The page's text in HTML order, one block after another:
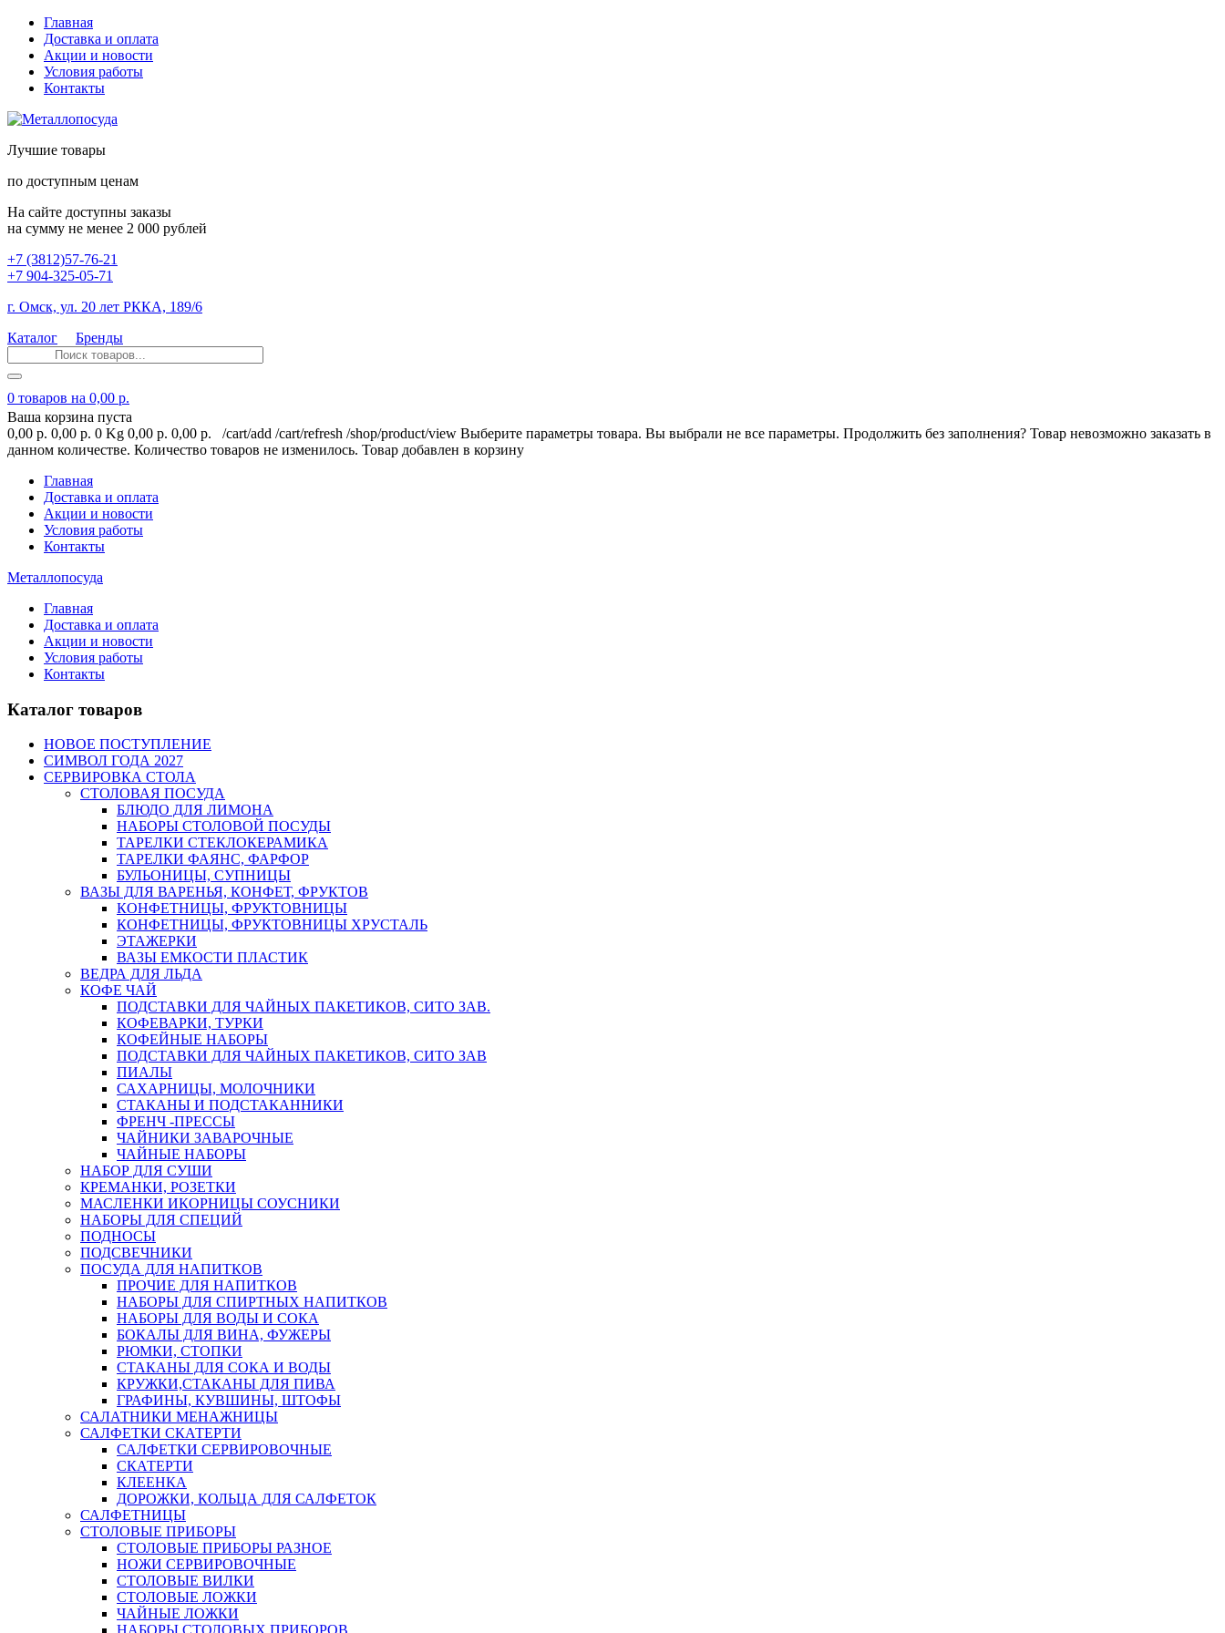
Главная
Доставка и оплата
Акции и новости
Условия работы
Контакты
Лучшие товары
по доступным ценам
На сайте доступны заказы
на сумму не менее 2 000 рублей
+7 (3812)57-76-21
+7 904-325-05-71
г. Омск, ул. 20 лет РККА, 189/6
Каталог
Бренды
0 товаров на 0,00 р.
Ваша корзина пуста
0,00 р. 0,00 р. 0 Kg 0,00 р. 0,00 р. /cart/add /cart/refresh /shop/product/view Выберите параметры товара. Вы выбрали не все параметры. Продолжить без заполнения? Товар невозможно заказать в
данном количестве. Количество товаров не изменилось. Товар добавлен в корзину
Главная
Доставка и оплата
Акции и новости
Условия работы
Контакты
Металлопосуда
Главная
Доставка и оплата
Акции и новости
Условия работы
Контакты
Каталог товаров
НОВОЕ ПОСТУПЛЕНИЕ
СИМВОЛ ГОДА 2027
СЕРВИРОВКА СТОЛА
СТОЛОВАЯ ПОСУДА
БЛЮДО ДЛЯ ЛИМОНА
НАБОРЫ СТОЛОВОЙ ПОСУДЫ
ТАРЕЛКИ СТЕКЛОКЕРАМИКА
ТАРЕЛКИ ФАЯНС, ФАРФОР
БУЛЬОНИЦЫ, СУПНИЦЫ
ВАЗЫ ДЛЯ ВАРЕНЬЯ, КОНФЕТ, ФРУКТОВ
КОНФЕТНИЦЫ, ФРУКТОВНИЦЫ
КОНФЕТНИЦЫ, ФРУКТОВНИЦЫ ХРУСТАЛЬ
ЭТАЖЕРКИ
ВАЗЫ ЕМКОСТИ ПЛАСТИК
ВЕДРА ДЛЯ ЛЬДА
КОФЕ ЧАЙ
ПОДСТАВКИ ДЛЯ ЧАЙНЫХ ПАКЕТИКОВ, СИТО ЗАВ.
КОФЕВАРКИ, ТУРКИ
КОФЕЙНЫЕ НАБОРЫ
ПОДСТАВКИ ДЛЯ ЧАЙНЫХ ПАКЕТИКОВ, СИТО ЗАВ
ПИАЛЫ
САХАРНИЦЫ, МОЛОЧНИКИ
СТАКАНЫ И ПОДСТАКАННИКИ
ФРЕНЧ -ПРЕССЫ
ЧАЙНИКИ ЗАВАРОЧНЫЕ
ЧАЙНЫЕ НАБОРЫ
НАБОР ДЛЯ СУШИ
КРЕМАНКИ, РОЗЕТКИ
МАСЛЕНКИ ИКОРНИЦЫ СОУСНИКИ
НАБОРЫ ДЛЯ СПЕЦИЙ
ПОДНОСЫ
ПОДСВЕЧНИКИ
ПОСУДА ДЛЯ НАПИТКОВ
ПРОЧИЕ ДЛЯ НАПИТКОВ
НАБОРЫ ДЛЯ СПИРТНЫХ НАПИТКОВ
НАБОРЫ ДЛЯ ВОДЫ И СОКА
БОКАЛЫ ДЛЯ ВИНА, ФУЖЕРЫ
РЮМКИ, СТОПКИ
СТАКАНЫ ДЛЯ СОКА И ВОДЫ
КРУЖКИ,СТАКАНЫ ДЛЯ ПИВА
ГРАФИНЫ, КУВШИНЫ, ШТОФЫ
САЛАТНИКИ МЕНАЖНИЦЫ
САЛФЕТКИ СКАТЕРТИ
САЛФЕТКИ СЕРВИРОВОЧНЫЕ
СКАТЕРТИ
КЛЕЕНКА
ДОРОЖКИ, КОЛЬЦА ДЛЯ САЛФЕТОК
САЛФЕТНИЦЫ
СТОЛОВЫЕ ПРИБОРЫ
СТОЛОВЫЕ ПРИБОРЫ РАЗНОЕ
НОЖИ СЕРВИРОВОЧНЫЕ
СТОЛОВЫЕ ВИЛКИ
СТОЛОВЫЕ ЛОЖКИ
ЧАЙНЫЕ ЛОЖКИ